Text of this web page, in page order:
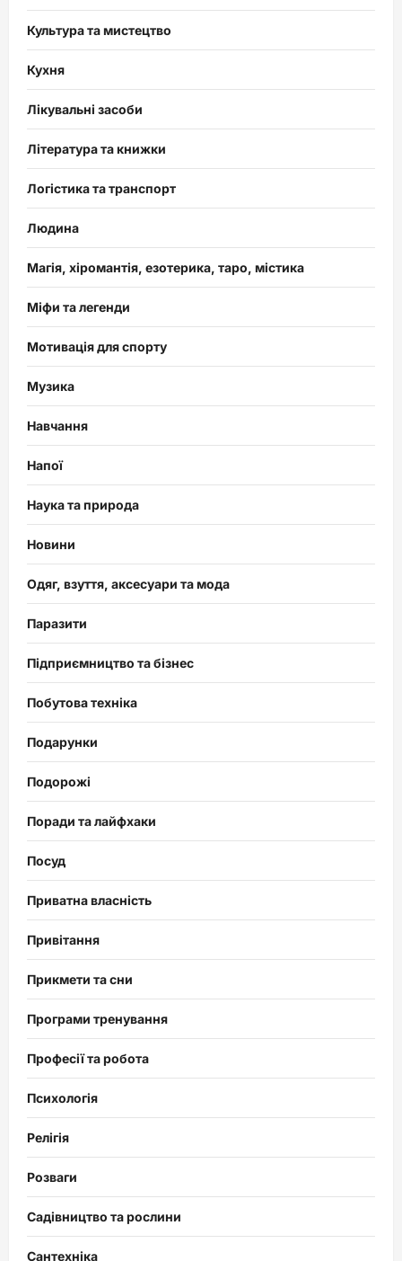
Культура та мистецтво
Кухня
Лікувальні засоби
Література та книжки
Логістика та транспорт
Людина
Магія, хіромантія, езотерика, таро, містика
Міфи та легенди
Мотивація для спорту
Музика
Навчання
Напої
Наука та природа
Новини
Одяг, взуття, аксесуари та мода
Паразити
Підприємництво та бізнес
Побутова техніка
Подарунки
Подорожі
Поради та лайфхаки
Посуд
Приватна власність
Привітання
Прикмети та сни
Програми тренування
Професії та робота
Психологія
Релігія
Розваги
Садівництво та рослини
Сантехніка